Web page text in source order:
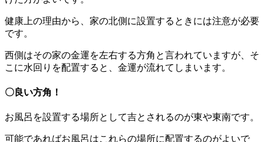
健康上の理由から、家の北側に設置するときには注意が必要
です。
西側はその家の金運を左右する方角と言われていますが、そ
こに水回りを配置すると、金運が流れてしまいます。
〇良い方角！
お風呂を設置する場所として吉とされるのが東や東南です。
可能であればお風呂はこれらの場所に配置するのがよいで